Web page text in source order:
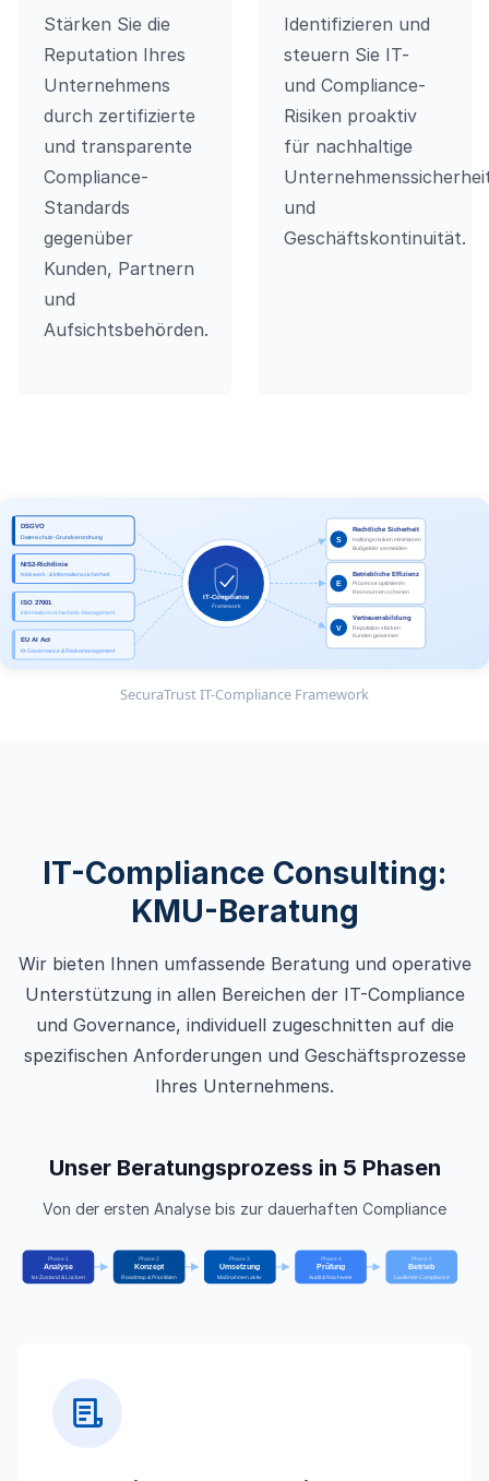
Stärken Sie die
Reputation Ihres
Unternehmens
durch zertifizierte
und transparente
Compliance-
Standards
gegenüber
Kunden, Partnern
und
Aufsichtsbehörden.
Identifizieren und
steuern Sie IT-
und Compliance-
Risiken proaktiv
für nachhaltige
und
Geschäftskontinuität.
DSGVO
Datenschutz-Grundverordnung
NIS2-Richtlinie
Netzwerk- & Informationssicherheit
ISO 27001
Informationssicherheits-Management
EU AI Act
KI-Governance & Risikomanagement
IT-Compliance
Framework
S
Rechtliche Sicherheit
Haftungsrisiken minimieren
Bußgelder vermeiden
E
Betriebliche Effizienz
Prozesse optimieren
Ressourcen schonen
V
Vertrauensbildung
Reputation stärken
Kunden gewinnen
SecuraTrust IT-Compliance Framework
IT-Compliance Consulting:
KMU-Beratung
Wir bieten Ihnen umfassende Beratung und operative
Unterstützung in allen Bereichen der IT-Compliance
und Governance, individuell zugeschnitten auf die
spezifischen Anforderungen und Geschäftsprozesse
Ihres Unternehmens.
Unser Beratungsprozess in 5 Phasen
Von der ersten Analyse bis zur dauerhaften Compliance
Phase 1
Analyse
Ist-Zustand & Lücken
Phase 2
Konzept
Roadmap & Prioritäten
Phase 3
Umsetzung
Maßnahmen aktiv
Phase 4
Prüfung
Audit & Nachweis
Phase 5
Betrieb
Laufende Compliance